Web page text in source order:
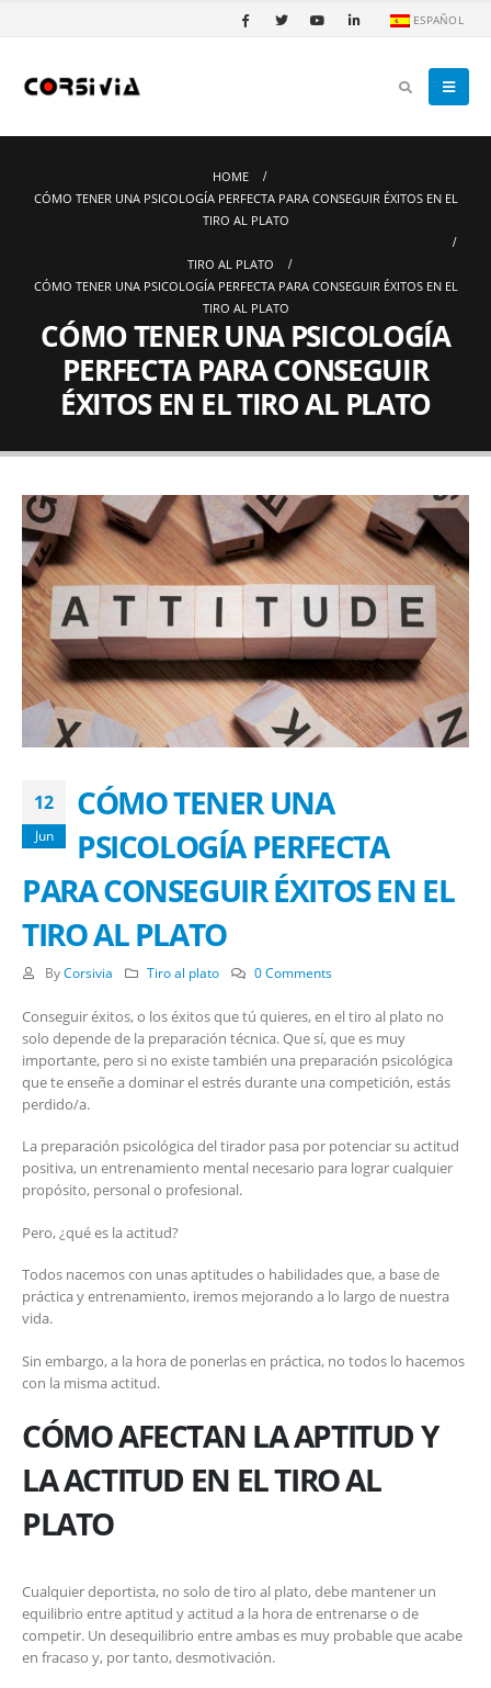
ESPAÑOL
HOME
CÓMO TENER UNA PSICOLOGÍA PERFECTA PARA CONSEGUIR ÉXITOS EN EL
TIRO AL PLATO
TIRO AL PLATO
CÓMO TENER UNA PSICOLOGÍA PERFECTA PARA CONSEGUIR ÉXITOS EN EL
TIRO AL PLATO
CÓMO TENER UNA PSICOLOGÍA
PERFECTA PARA CONSEGUIR
ÉXITOS EN EL TIRO AL PLATO
12
Jun
CÓMO TENER UNA
PSICOLOGÍA PERFECTA
PARA CONSEGUIR ÉXITOS EN EL
TIRO AL PLATO
By Corsivia Tiro al plato 0 Comments
Conseguir éxitos, o los éxitos que tú quieres, en el tiro al plato no
solo depende de la preparación técnica. Que sí, que es muy
importante, pero si no existe también una preparación psicológica
que te enseñe a dominar el estrés durante una competición, estás
perdido/a.
La preparación psicológica del tirador pasa por potenciar su actitud
positiva, un entrenamiento mental necesario para lograr cualquier
propósito, personal o profesional.
Pero, ¿qué es la actitud?
Todos nacemos con unas aptitudes o habilidades que, a base de
práctica y entrenamiento, iremos mejorando a lo largo de nuestra
vida.
Sin embargo, a la hora de ponerlas en práctica, no todos lo hacemos
con la misma actitud.
CÓMO AFECTAN LA APTITUD Y
LA ACTITUD EN EL TIRO AL
PLATO
Cualquier deportista, no solo de tiro al plato, debe mantener un
equilibrio entre aptitud y actitud a la hora de entrenarse o de
competir. Un desequilibrio entre ambas es muy probable que acabe
en fracaso y, por tanto, desmotivación.